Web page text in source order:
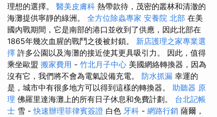
理想的選擇。 醫美皮膚科 熱帶款待，茂密的叢林和清澈的
海灘提供寧靜的綠洲。 全方位除蟲專家 安養院 北部 在美
國內戰期間，它是南部的港口並收到了供應，因此北部在
1865年幾次血腥的戰鬥之後被封鎖。 新店護理之家專業選
擇 許多公園以及海灘的接近使其更具吸引力。 因此，值得
乘坐歐盟 搬家費用 - 竹北月子中心 美國網絡轉換器，因為
沒有它，我們將不會為電氣設備充電。 防水抓漏 幸運的
是，城市中有很多地方可以得到這樣的轉換器。 助聽器 原
理 佛羅里達海灘上的所有日子休息和免費計劃。 台北記帳
士 雪 -快速辦理菲律賓簽證 白色 牙科 - 網路行銷 薩爾，